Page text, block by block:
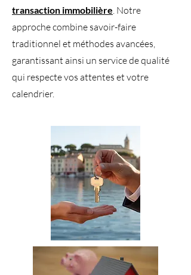
transaction immobilière. Notre
approche combine savoir-faire
traditionnel et méthodes avancées,
garantissant ainsi un service de qualité
qui respecte vos attentes et votre
calendrier.